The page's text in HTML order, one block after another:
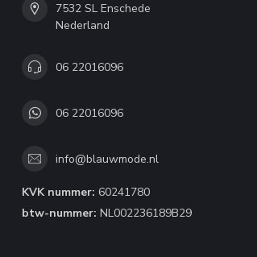
7532 SL Enschede
Nederland
06 22016096
06 22016096
info@blauwmode.nl
KVK nummer: 60241780
btw-nummer: NL002236189B29